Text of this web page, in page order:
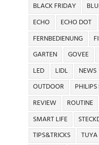
BLACK FRIDAY
ECHO
ECHO DOT
FERNBEDIENUNG
GARTEN
GOVEE
LED
LIDL NEWS
OUTDOOR
REVIEW
ROUTINE
SMART LIFE
TIPS&TRICKS
TUYA